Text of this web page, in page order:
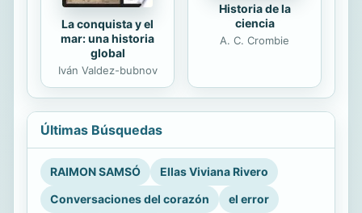
La conquista y el
mar: una historia
global
Iván Valdez-bubnov
Historia de la
ciencia
A. C. Crombie
Últimas Búsquedas
RAIMON SAMSÓ
Ellas Viviana Rivero
Conversaciones del corazón
el error